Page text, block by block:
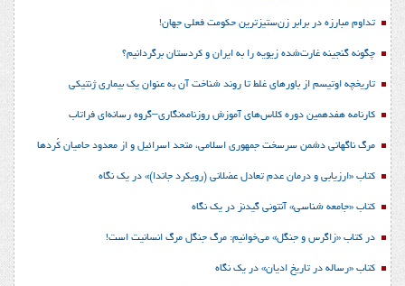
تداوم مبارزه در برابر زن‌ستیزترین حکومت فعلی جهان!
چگونه گنجینه غارت‌شده زیویه را به ایران و کردستان برگردانیم؟
تاریخچه اوتیسم از باورهای غلط تا روند شناخت آن به عنوان یک بیماری ژنتیکی
کارنامه هفدهمین دوره کلاس‌های آموزش روزنامه‌نگاری–گروه رسانه‌ای فراتاب
مرگ ناگهانی دشمن سرسخت جمهوری اسلامی، متحد اسرائیل و از معدود حامیان کُردها
کتاب «ارزیابی و درمان عدم تعادل عضلانی (رویکرد جاندا)» در یک نگاه
کتاب «جامعه شناسی» آنتونی گیدنز در یک نگاه
در کتاب «زاگرس و جنگل» می‌خوانیم: مرگ جنگل مرگ انسانیت است!
کتاب «رساله در تاریخ ادیان» در یک نگاه